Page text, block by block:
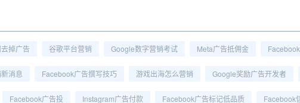
掉广告 谷歌平台营销 Google数字营销考试 Meta广告抵佣金
消息 Facebook广告撰写技巧 游戏出海怎么营销 Google奖励广告开发者
Facebook广告投 Instagram广告付款 Facebook广告标记低品质 Facebook